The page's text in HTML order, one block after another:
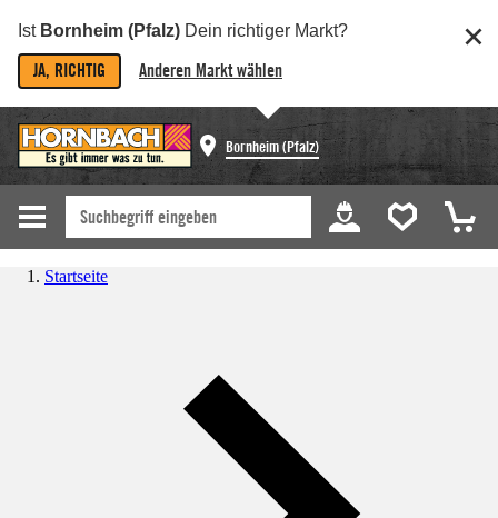
Ist Bornheim (Pfalz) Dein richtiger Markt?
JA, RICHTIG Anderen Markt wählen
Bornheim (Pfalz)
Startseite